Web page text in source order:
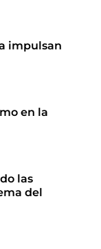
impulsan
en la
las
del